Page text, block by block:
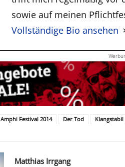
sowie auf meinen
Vollständige Bio ansehen
Amphi Festival 2014 Der Tod Klangstabil
Matthias Irrgang